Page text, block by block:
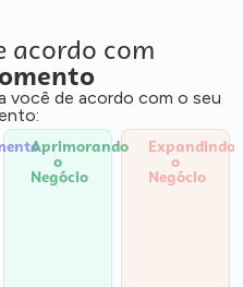
acordo com
você de acordo com o seu
Aprimorando
o
Negócio
Expandindo
o
Negócio